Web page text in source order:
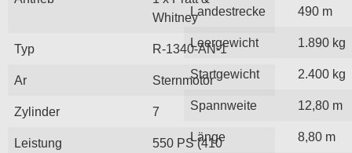
Whitney
Typ R-1340-AN-1
Ar Sternmotor
Zylinder 7
Leistung
550 PS (410
Landestrecke 490 m
Leergewicht 1.890 kg
Startgewicht 2.400 kg
Spannweite 12,80 m
Länge 8,80 m